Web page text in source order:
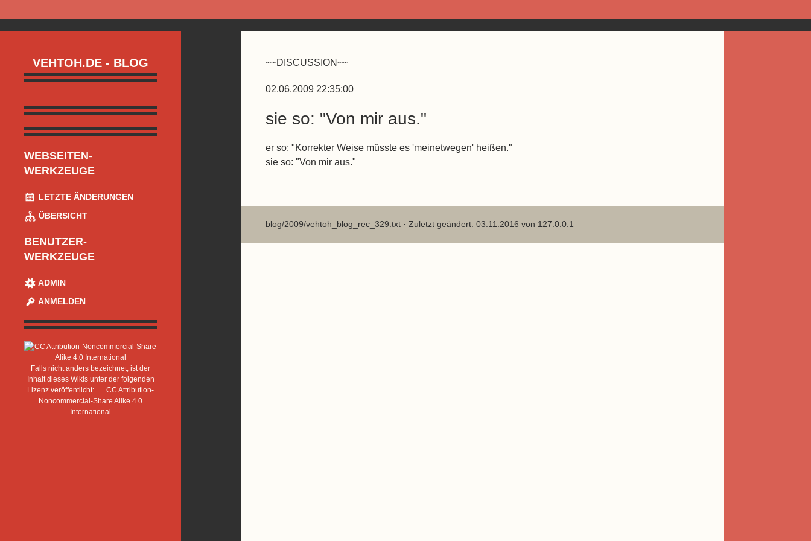
VEHTOH.DE - BLOG
WEBSEITEN-
WERKZEUGE
LETZTE ÄNDERUNGEN
ÜBERSICHT
BENUTZER-
WERKZEUGE
ADMIN
ANMELDEN
Falls nicht anders bezeichnet, ist der
Inhalt dieses Wikis unter der folgenden
Lizenz veröffentlicht:
CC Attribution-
Noncommercial-Share Alike 4.0
International
~~DISCUSSION~~
02.06.2009 22:35:00
sie so: "Von mir aus."
er so: "Korrekter Weise müsste es 'meinetwegen' heißen."
sie so: "Von mir aus."
blog/2009/vehtoh_blog_rec_329.txt · Zuletzt geändert: 03.11.2016 von 127.0.0.1